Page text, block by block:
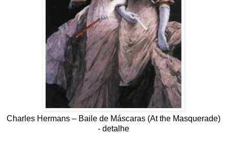
Charles Hermans – Baile de Máscaras (At the Masquerade)
- detalhe